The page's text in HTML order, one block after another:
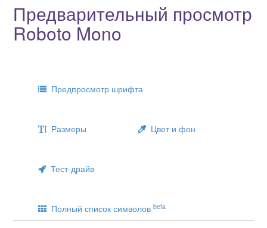
Предварительный просмотр
Roboto Mono
Предпросмотр шрифта
Размеры Цвет и фон
Тест-драйв
Полный список символов beta